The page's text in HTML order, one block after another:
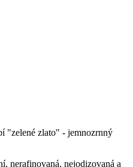
"zelené zlato" - jemnozrnný
nerafinovaná, nejodizovaná a